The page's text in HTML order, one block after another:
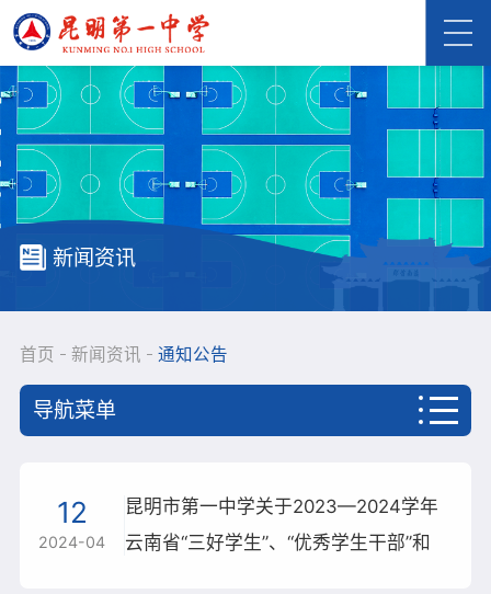
新闻资讯
首页 新闻资讯 通知公告
导航菜单
学校概况
12
2024-04
昆明市第一中学关于2023—2024学年
云南省“三好学生”、“优秀学生干部”和